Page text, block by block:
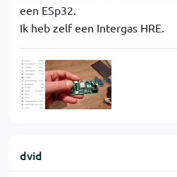
een ESp32.
Ik heb zelf een Intergas HRE.
dvid